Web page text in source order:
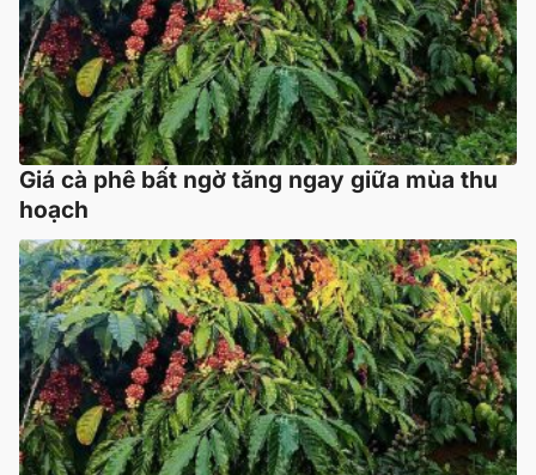
Giá cà phê bất ngờ tăng ngay giữa mùa thu
hoạch